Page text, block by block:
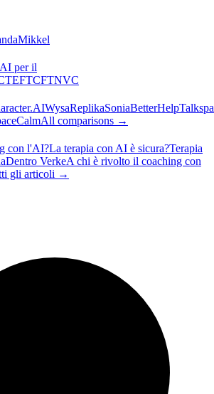
Mikkel
per il
EFTCFTNVC
WysaReplikaSoniaBetterHelp
CalmAll comparisons →
con l'AI?La terapia con AI è sicura?Terapia
Dentro VerkeA chi è rivolto il coaching con
gli articoli →